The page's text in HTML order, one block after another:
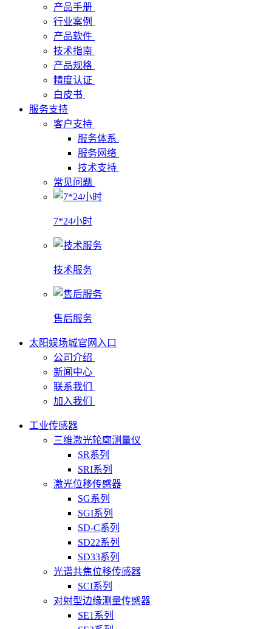
产品手册
行业案例
产品软件
技术指南
产品规格
精度认证
白皮书
服务支持
客户支持
服务体系
服务网络
技术支持
常见问题
7*24小时
技术服务
售后服务
太阳娱场城官网入口
公司介绍
新闻中心
联系我们
加入我们
工业传感器
三维激光轮廓测量仪
SR系列
SRI系列
激光位移传感器
SG系列
SGI系列
SD-C系列
SD22系列
SD33系列
光谱共焦位移传感器
SCI系列
对射型边缘测量传感器
SE1系列